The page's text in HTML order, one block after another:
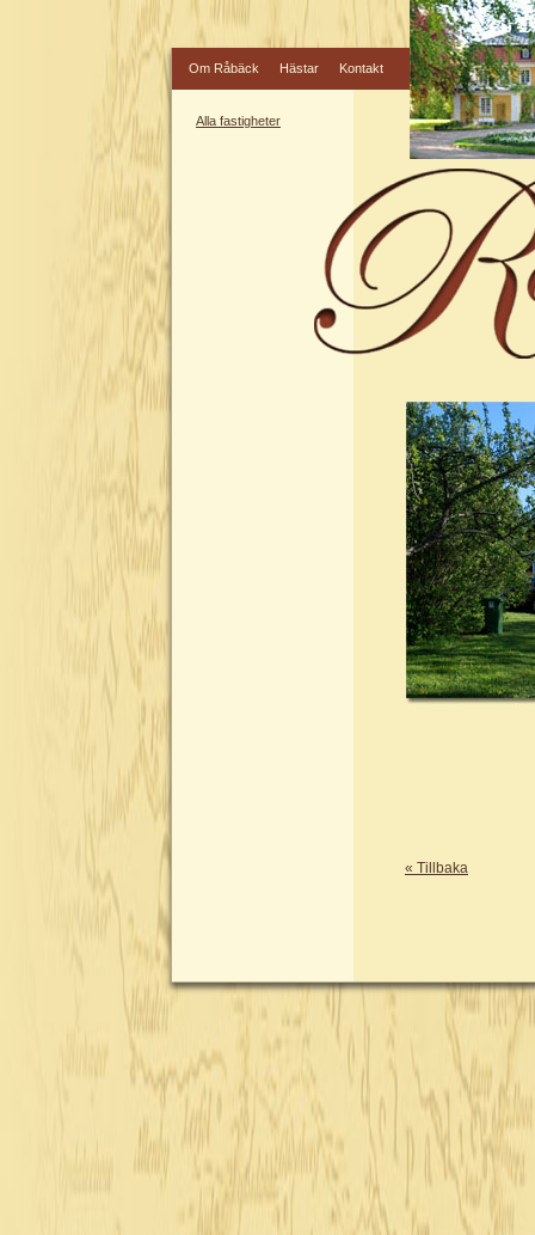
Om Råbäck Hästar Kontakt
Alla fastigheter
« Tillbaka